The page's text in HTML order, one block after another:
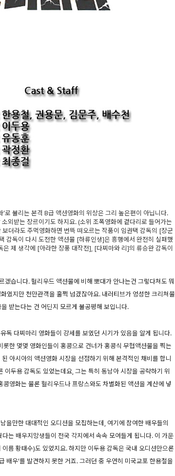
로 불리는 본격 B급 액션영화의 위상은 그리 높은편이 아닙니다.
외받는 장르이기도 하지요. (소위 조폭영화에 곁다리로 들어가는
더라도 주먹영화하면 번뜩 떠오르는 작품이 임권택 감독의 [장군
감독이 다시 도전한 액션물 [하류인생]은 흥행에서 완전히 실패했
제 생각에 [아라한 장풍 대작전], [다찌마와 리]의 류승완 감독이
겠습니다. 헐리우드 액션물에 비해 뽀대가 안나는건 그렇다쳐도 뭐
였지만 천만관객을 훌쩍 넘겼잖아요. 내러티브가 엉성한 크리쳐물
받는다는 건 어딘지 모르게 불공평해 보입니다.
독 다찌마리 영화들이 강세를 보였던 시기가 있음을 알게 됩니다.
한 몇몇 영화인들이 홍콩으로 건너가 홍콩식 무협액션물을 찍는
아시아의 액션영화 시장을 선점하기 위해 본격적인 채비를 합니
이두용 감독도 있었는데요, 그는 특히 동남아 시장을 공략하기 위
영화는 물론 헐리우드나 프랑스와도 차별화된 액션을 계산에 넣
을만한 대대적인 오디션을 모집하는데, 여기에 참여한 배우들의
는 배우지망생들이 전국 각지에서 속속 모여들게 됩니다. 이 가운
름 황태수)도 있었지요. 하지만 이두용 감독은 국내 오디션만으론
배우’를 발견하지 못한 거죠. 그러던 중 우연히 미국교포 한용철을